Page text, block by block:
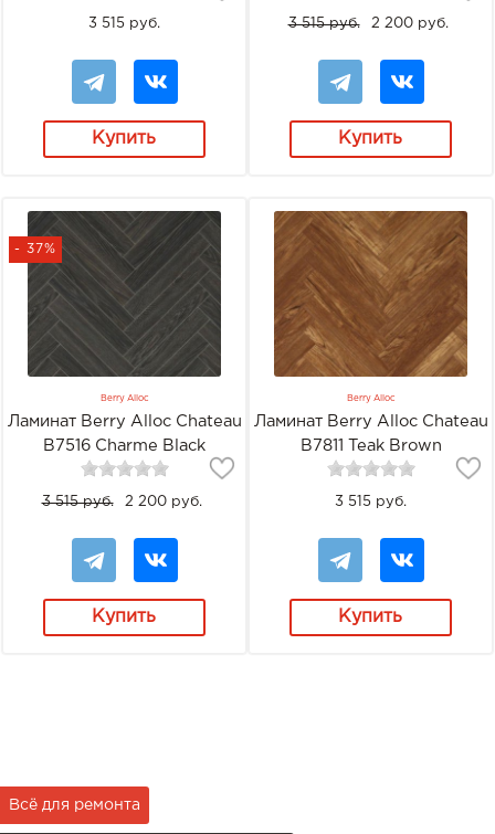
3 515 руб.
Купить
3 515 руб. 2 200 руб.
Купить
- 37%
Berry Alloc
Ламинат Berry Alloc Chateau
B7516 Charme Black
3 515 руб. 2 200 руб.
Купить
Berry Alloc
Ламинат Berry Alloc Chateau
B7811 Teak Brown
3 515 руб.
Купить
Всё для ремонта